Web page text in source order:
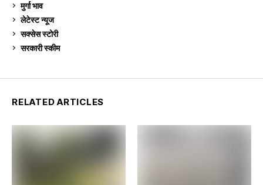
मुर्गा भाव
लेटेस्ट न्यूज
सक्सेस स्टो‍री
सरकारी स्की‍म
RELATED ARTICLES